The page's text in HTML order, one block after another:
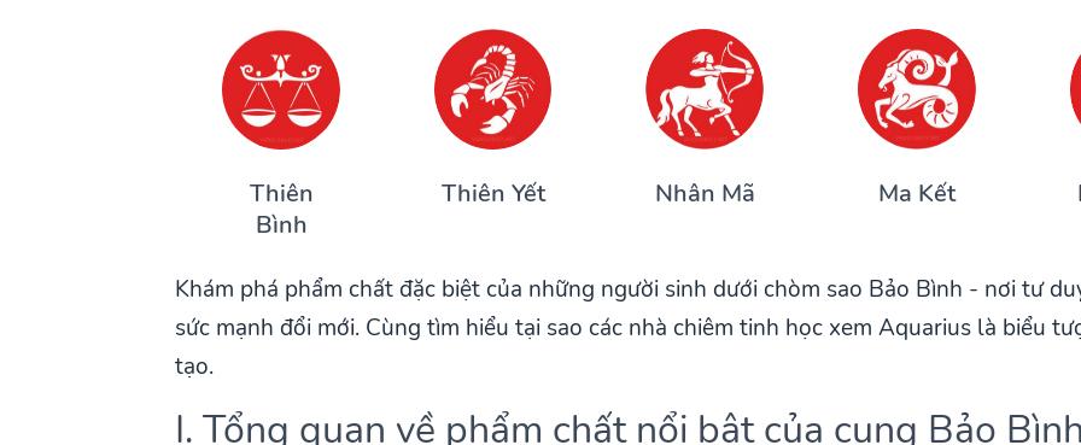
Thiên
Bình
Thiên Yết Nhân Mã Ma Kết
Khám phá phẩm chất đặc biệt của những người sinh dưới chòm sao Bảo Bình - nơi tư
sức mạnh đổi mới. Cùng tìm hiểu tại sao các nhà chiêm tinh học xem Aquarius là biểu
tạo.
I. Tổng quan về phẩm chất nổi bật của cung Bảo